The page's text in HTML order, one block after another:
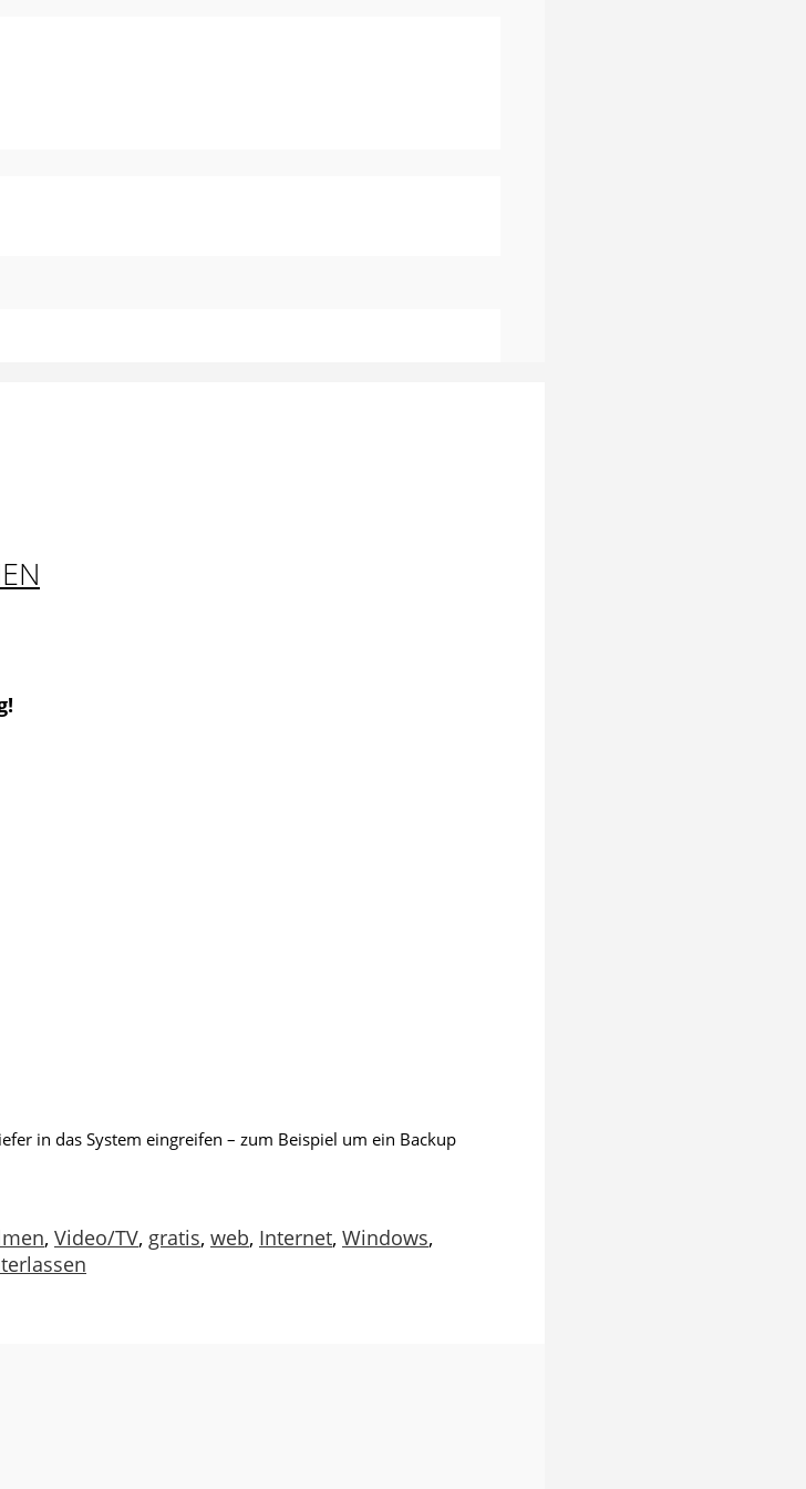
in das System eingreifen – zum Beispiel um ein Backup
, Video/TV, gratis, web, Internet, Windows,